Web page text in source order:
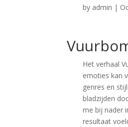
by admin |
Het verhaal
emoties kan
genres en
bladzijden
me bij nader
resultaat